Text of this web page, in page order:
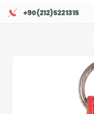
+90 (212) 522 13 15